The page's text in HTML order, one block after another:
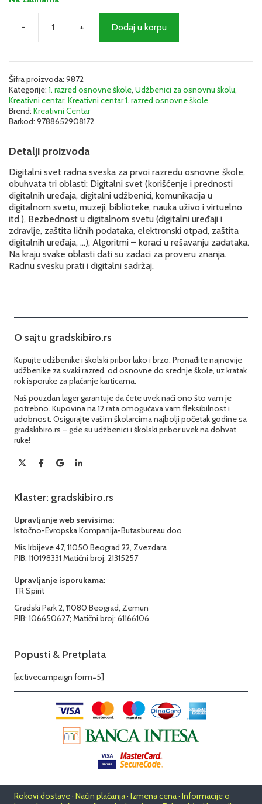
-
Digitalni
svet
sveska
|
+ Dodaj u korpu
Šifra proizvoda: 9872
Kategorije: 1. razred osnovne škole, Udžbenici za osnovnu školu,
Kreativni centar, Kreativni centar 1. razred osnovne škole
Brend: Kreativni Centar
Barkod: 9788652908172
Detalji proizvoda
Digitalni svet radna sveska za prvoi razredu osnovne škole,
obuhvata tri oblasti: Digitalni svet (korišćenje i prednosti
digitalnih uređaja, digitalni udžbenici, komunikacija u
digitalnom svetu, muzeji, biblioteke, nauka uživo i virtuelno
itd.), Bezbednost u digitalnom svetu (digitalni uređaji i
zdravlje, zaštita ličnih podataka, elektronski otpad, zaštita
digitalnih uređaja, …), Algoritmi – koraci u rešavanju zadataka.
Na kraju svake oblasti dati su zadaci za proveru znanja.
Radnu svesku prati i digitalni sadržaj.
O sajtu gradskibiro.rs
Kupujte udžbenike i školski pribor lako i brzo. Pronađite najnovije
udžbenike za svaki razred, od osnovne do srednje škole, uz kratak
rok isporuke za plaćanje karticama.
Naš pouzdan lager garantuje da ćete uvek naći ono što vam je
potrebno. Kupovina na 12 rata omogućava vam fleksibilnost i
udobnost. Osigurajte vašim školarcima najbolji početak godine sa
gradskibiro.rs – gde su udžbenici i školski pribor uvek na dohvat
ruke!
Klaster: gradskibiro.rs
Upravljanje web servisima:
Istočno-Evropska Kompanija-Butasbureau doo
Mis Irbijeve 47, 11050 Beograd 22, Zvezdara
PIB: 110198331 Matični broj: 21315257
Upravljanje isporukama:
TR Spirit
Gradski Park 2, 11080 Beograd, Zemun
PIB: 106650627; Matični broj: 61166106
Popusti & Pretplata
[activecampaign form=5]
Rokovi dostave · Način plaćanja · Izmena cena · Informacije o